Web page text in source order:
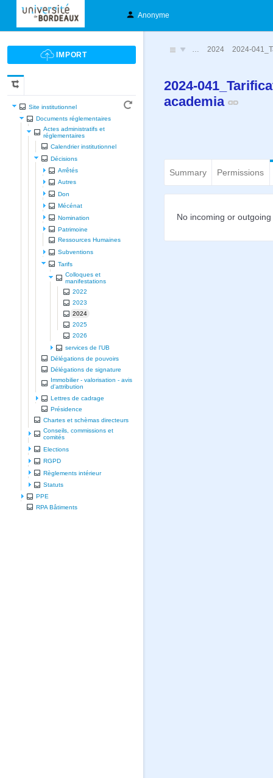
Anonyme
Site institutionnel
Documents réglementaires
Actes administratifs et
réglementaires
Calendrier institutionnel
Décisions
Arrêtés
Autres
Don
Mécénat
Nomination
Patrimoine
Ressources Humaines
Subventions
Tarifs
Colloques et
manifestations
2022
2023
2024
2025
2026
services de l'UB
Délégations de pouvoirs
Délégations de signature
Immobilier - valorisation - avis
d'attribution
Lettres de cadrage
Présidence
Chartes et schèmas directeurs
Conseils, commissions et
comités
Elections
RGPD
Règlements intérieur
Statuts
PPE
RPA Bâtiments
… 2024 2024-
2024-
academia
Summary Permissions
No incoming or